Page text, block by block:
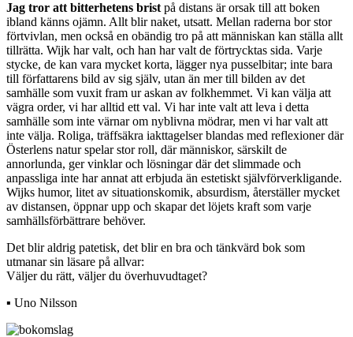
Jag tror att bitterhetens bristpå distans är orsak till att boken
ibland känns ojämn. Allt blir naket, utsatt. Mellan raderna bor stor
förtvivlan, men också en obändig tro på att människan kan ställa allt
tillrätta. Wijk har valt, och han har valt de förtrycktas sida. Varje
stycke, de kan vara mycket korta, lägger nya pusselbitar; inte bara
till författarens bild av sig själv, utan än mer till bilden av det
samhälle som vuxit fram ur askan av folkhemmet. Vi kan välja att
vägra order, vi har alltid ett val. Vi har inte valt att leva i detta
samhälle som inte värnar om nyblivna mödrar, men vi har valt att
inte välja. Roliga, träffsäkra iakttagelser blandas med reflexioner där
Österlens natur spelar stor roll, där människor, särskilt de
annorlunda, ger vinklar och lösningar där det slimmade och
anpassliga inte har annat att erbjuda än estetiskt självförverkligande.
Wijks humor, litet av situationskomik, absurdism, återställer mycket
av distansen, öppnar upp och skapar det löjets kraft som varje
samhällsförbättrare behöver.
Det blir aldrig patetisk, det blir en bra och tänkvärd bok som
utmanar sin läsare på allvar:
Väljer du rätt, väljer du överhuvudtaget?
▪ Uno Nilsson